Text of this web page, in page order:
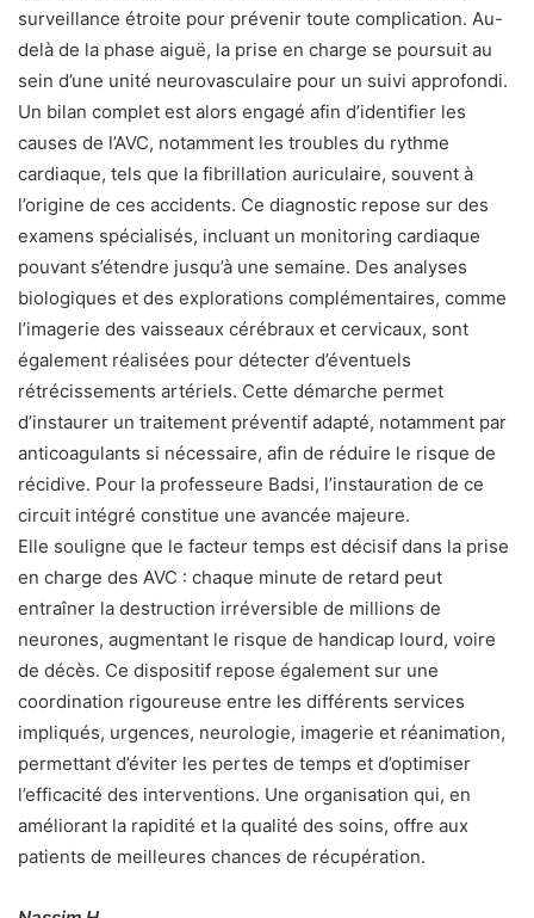
surveillance étroite pour prévenir toute complication. Au-
delà de la phase aiguë, la prise en charge se poursuit au
sein d’une unité neurovasculaire pour un suivi approfondi.
Un bilan complet est alors engagé afin d’identifier les
causes de l’AVC, notamment les troubles du rythme
cardiaque, tels que la fibrillation auriculaire, souvent à
l’origine de ces accidents. Ce diagnostic repose sur des
examens spécialisés, incluant un monitoring cardiaque
pouvant s’étendre jusqu’à une semaine. Des analyses
biologiques et des explorations complémentaires, comme
l’imagerie des vaisseaux cérébraux et cervicaux, sont
également réalisées pour détecter d’éventuels
rétrécissements artériels. Cette démarche permet
d’instaurer un traitement préventif adapté, notamment par
anticoagulants si nécessaire, afin de réduire le risque de
récidive. Pour la professeure Badsi, l’instauration de ce
circuit intégré constitue une avancée majeure.
Elle souligne que le facteur temps est décisif dans la prise
en charge des AVC : chaque minute de retard peut
entraîner la destruction irréversible de millions de
neurones, augmentant le risque de handicap lourd, voire
de décès. Ce dispositif repose également sur une
coordination rigoureuse entre les différents services
impliqués, urgences, neurologie, imagerie et réanimation,
permettant d’éviter les pertes de temps et d’optimiser
l’efficacité des interventions. Une organisation qui, en
améliorant la rapidité et la qualité des soins, offre aux
patients de meilleures chances de récupération.